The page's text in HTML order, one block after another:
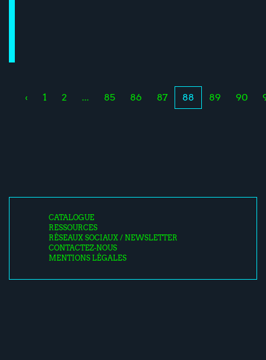
‹ 1 2 ... 85 86 87 88 89 90
CATALOGUE
RESSOURCES
RÉSEAUX SOCIAUX / NEWSLETTER
CONTACTEZ-NOUS
MENTIONS LÉGALES